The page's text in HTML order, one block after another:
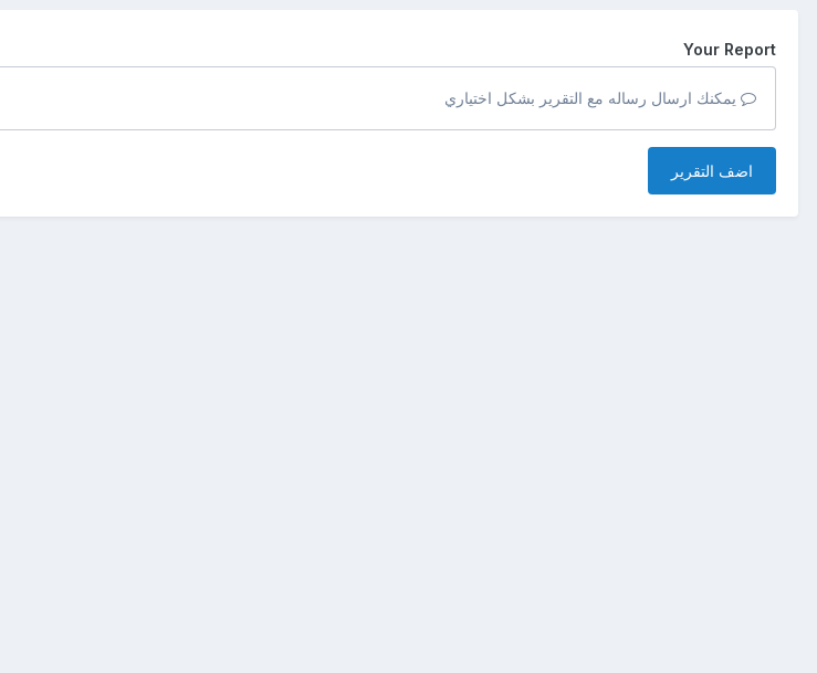
Your Report
يمكنك ارسال رساله مع التقرير بشكل اختياري
اضف التقرير